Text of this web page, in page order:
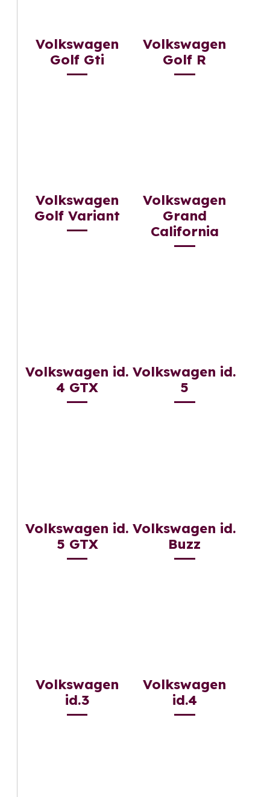
Volkswagen
Golf Gti
Volkswagen
Golf R
Volkswagen
Golf Variant
Volkswagen
Grand
California
Volkswagen id.
4 GTX
Volkswagen id.
5
Volkswagen id.
5 GTX
Volkswagen id.
Buzz
Volkswagen
id.3
Volkswagen
id.4